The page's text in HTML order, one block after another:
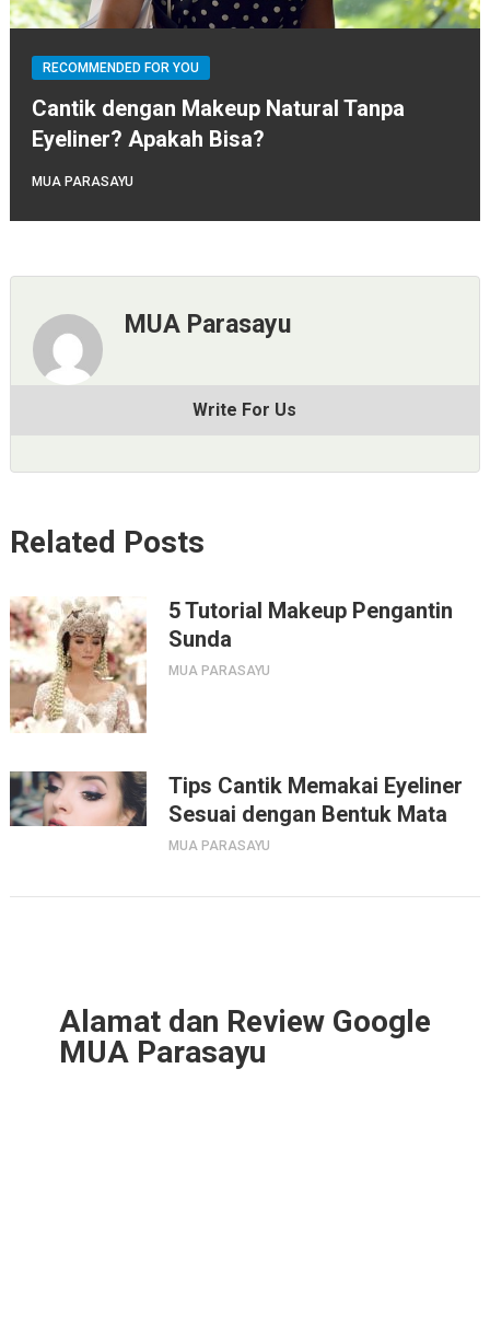
RECOMMENDED FOR YOU
Cantik dengan Makeup Natural Tanpa
Eyeliner? Apakah Bisa?
MUA PARASAYU
MUA Parasayu
Write For Us
Related Posts
5 Tutorial Makeup Pengantin
Sunda
MUA PARASAYU
Tips Cantik Memakai Eyeliner
Sesuai dengan Bentuk Mata
MUA PARASAYU
Alamat dan Review Google
MUA Parasayu